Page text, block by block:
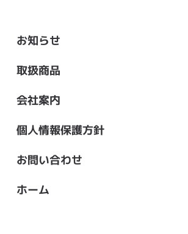
お知らせ
取扱商品
会社案内
個人情報保護方針
お問い合わせ
ホーム